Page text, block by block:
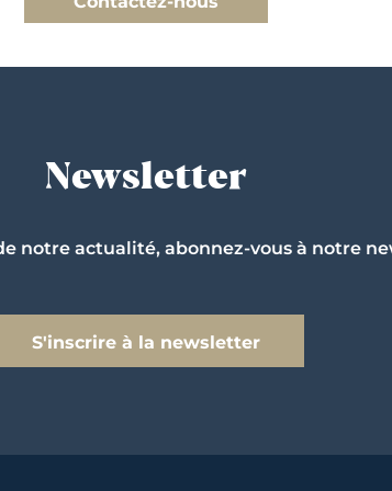
Newsletter
notre actualité, abonnez-vous à notre
S'inscrire à la newsletter